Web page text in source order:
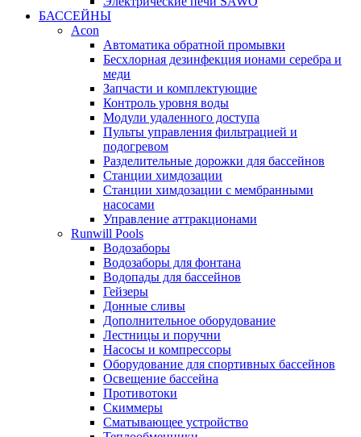
БАССЕЙНЫ
Acon
Автоматика обратной промывки
Беcхлорная дезинфекция ионами серебра и
меди
Запчасти и комплектующие
Контроль уровня воды
Модули удаленного доступа
Пульты управления фильтрацией и
подогревом
Разделительные дорожки для бассейнов
Станции химдозации
Станции химдозации с мембранными
насосами
Управление аттракционами
Runwill Pools
Водозаборы
Водозаборы для фонтана
Водопады для бассейнов
Гейзеры
Донные сливы
Дополнительное оборудование
Лестницы и поручни
Насосы и компрессоры
Оборудование для спортивных бассейнов
Освещение бассейна
Противотоки
Скиммеры
Сматывающее устройство